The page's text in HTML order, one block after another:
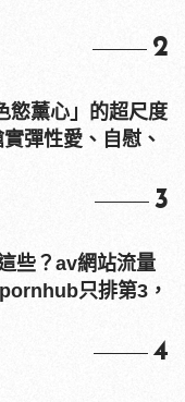
2
慾薰心」的超尺度
彈性愛、自慰、
3
些？av網站流量
只排第3，
4